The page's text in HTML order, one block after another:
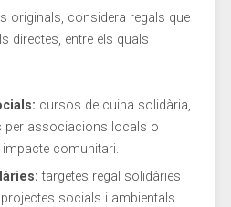
originals, considera regals que
directes,⁤ entre els quals
cursos de cuina solidària,
per associacions locals o
comunitari.
targetes regal solidàries
⁤socials ​i ambientals.